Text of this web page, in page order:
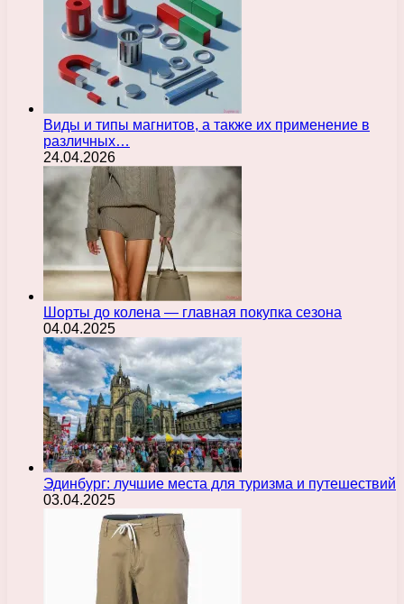
Виды и типы магнитов, а также их применение в
различных…
24.04.2026
Шорты до колена — главная покупка сезона
04.04.2025
Эдинбург: лучшие места для туризма и путешествий
03.04.2025